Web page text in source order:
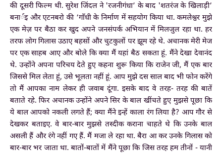
की दूसरी फिल्म थी. सुरेश जिंदल ने 'रजनीगंधा’ के बाद 'शतरंज के खिलाड़ी’
बनार्इ और एटनबरो की ‘गाँधी के निर्माण में सहयोग किया था. कमलेश्वर मुझे
एक मेज़ पर बैठा कर खुद अपने जनसंपर्क अभियान में मिलजुल रहा था. हर
तरफ लोग गिलास उठाए बहसों और चुटकुलों पर झूम रहे थे. अचानक मेरी मेज
पर एक साहब आए और बोले कि क्या मैं यहां बैठ सकता हूं. मैंने देखा देवानंद
थे. उन्होंने अपना परिचय देते हुए कहना शुरू किया कि राजेन जी, मैं एक बार
जिससे मिल लेता हूं, उसे भूलता नहीं हूं. आप मुझे दस साल बाद भी फोन करेंगे
तो मैं आपका नाम लेकर ही जवाब दूंगा. इसके बाद वे तरह- तरह की बातें
बताते रहे. फिर अचानक उन्होंने अपने सिर के बाल खींचते हुए मुझसे पूछा कि
ये बाल आपको नकली लगते हैं; क्या मैंने इन्हें काला रंग लिया है? आप गौर से
देखकर बताइए. वे बार-बार मुझसे तस्दीक कराना चाहते थे कि उनके बाल
असली हैं और रंगे नहीं गए हैं. मैं मजा ले रहा था. बैरा आ कर उनके गिलास को
बार-बार भर जाता था. बातों-बातों में मैंने पूछा कि जिस तरह हम तीनों - यानी